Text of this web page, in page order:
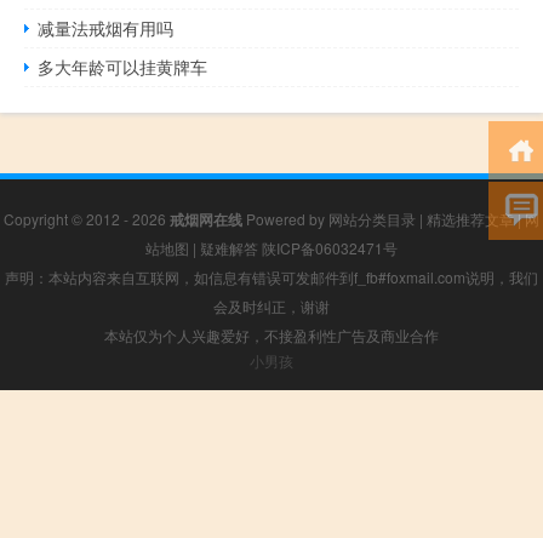
减量法戒烟有用吗
多大年龄可以挂黄牌车
Copyright © 2012 - 2026 戒烟网在线 Powered by 网站分类目录 | 精选推荐文章|网
站地图 | 疑难解答 陕ICP备06032471号
声明：本站内容来自互联网，如信息有错误可发邮件到f_fb#foxmail.com说明，我们
会及时纠正，谢谢
本站仅为个人兴趣爱好，不接盈利性广告及商业合作
小男孩